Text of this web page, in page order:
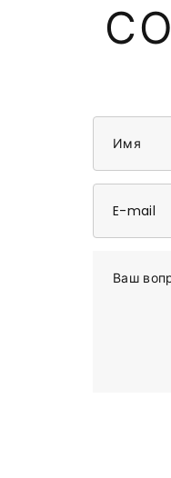
Имя
E-mail
Ваш